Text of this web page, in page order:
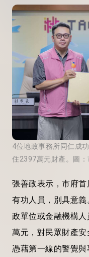
4位地政事務所同仁成
住2397萬元財產。圖
張善政表示，市府
有功人員，別具意
政單位或金融機構
萬元，對民眾財產
憑藉第一線的警覺與